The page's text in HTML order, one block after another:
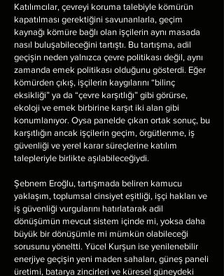
Katılımcılar, çevreyi koruma talebiyle kömürün
kapatılması gerektiğini savunanlarla, geçim
kaynağı kömüre bağlı olan işçilerin aynı masada
nasıl buluşabileceğini tartıştı. Bu tartışma, adil
geçişin neden yalnızca çevre politikası değil, aynı
zamanda emek politikası olduğunu gösterdi. Eğer
kömürden çıkış, işçilerin kaygılarını “bilinç
eksikliği” ya da “çevre karşıtlığı” gibi görürse,
ekoloji ve emek birbirine karşıt iki alan gibi
konumlanıyor. Oysa panelde çıkan ortak sonuç, bu
karşıtlığın ancak işçilerin geçim, örgütlenme, iş
güvenliği ve yerel karar süreçlerine katılım
talepleriyle birlikte aşılabileceğiydi.
Şebnem Eroğlu, tartışmada beliren kamucu
yaklaşım, toplumsal cinsiyet eşitliği, işçi hakları ve
iş güvenliği vurgularını hatırlatarak adil
dönüşümün mevcut sistem içinde mi, yoksa daha
büyük bir dönüşümle mi mümkün olabileceği
sorusunu yöneltti. Yücel Kurşun ise yenilenebilir
enerjiye geçişin yeni maden sahaları, güneş paneli
üretimi, batarya zincirleri ve küresel güneydeki